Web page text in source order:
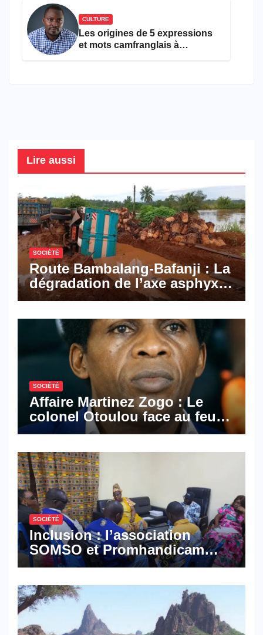
CULTURE
Les origines de 5 expressions
et mots camfranglais à
Lire aussi
SOCIÉTÉ
Route Bambalang-Bafanji : La
dégradation de l’axe asphyxie
les activités économiques
SOCIÉTÉ
Affaire Martinez Zogo : Le
colonel Otoulou face au feu
croisé des avocats de la
SOCIÉTÉ
Inclusion : l’association
SOMSO et Promhandicam
militent en faveur d’une
hôtellerie-restauration